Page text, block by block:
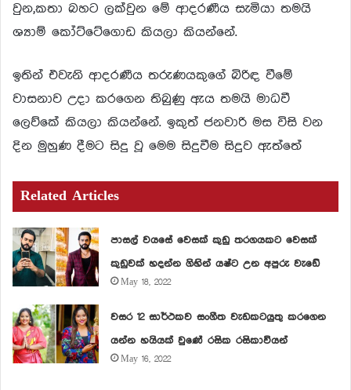
වුන,කතා බහට ලක්වුන මේ ආදරණීය සැමියා තමයි
ශ්‍යාම් කෝට්ටේගොඩ කියලා කියන්නේ.
ඉතින් එවැනි ආදරණීය තරුණයකුගේ බිරිඳ වීමේ
වාසනාව උදා කරගෙන තිබුණු ඇය තමයි මාධවී
ලෙව්කේ කියලා කියන්නේ. ඉකුත් ජනවාරි මස විසි වන
දින මුහුණ දීමට සිදු වූ මෙම සිදුවීම සිදුව ඇත්තේ
Related Articles
පාසල් වයසේ වෙසක් කුඩු තරගයකට වෙසක්
කුඩුවක් හදන්න ගිහින් යෂ්ට උන අපුරු වැඩේ
May 18, 2022
වසර 12 සාර්ථකව සංගීත වැඩකටයුතු කරගෙන
යන්න හයියක් වුණේ රසික රසිකාවියන්
May 16, 2022